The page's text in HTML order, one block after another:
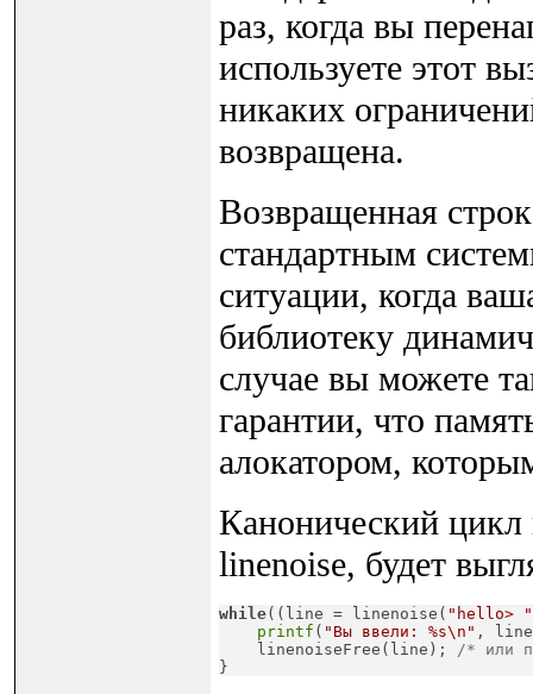
раз, когда вы
используете этот
никаких
возвращена.
Возвращенная
стандартным
ситуации, когда
библиотеку
случае вы можете
гарантии, что
алокатором,
Канонический цикл
linenoise, будет
while((line = linenoise( "hello> "
printf ( "Вы ввели: %s\n" ,
    linenoiseFree(line);
/* или
}